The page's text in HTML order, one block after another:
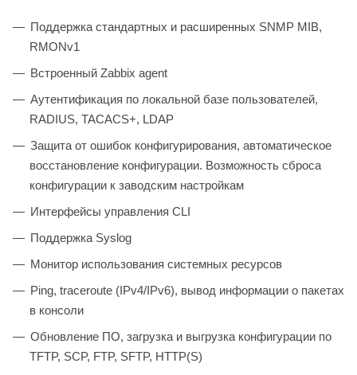
Поддержка стандартных и расширенных SNMP MIB,
RMONv1
Встроенный Zabbix agent
Аутентификация по локальной базе пользователей,
RADIUS, TACACS+, LDAP
Защита от ошибок конфигурирования, автоматическое
восстановление конфигурации. Возможность сброса
конфигурации к заводским настройкам
Интерфейсы управления CLI
Поддержка Syslog
Монитор использования системных ресурсов
Ping, traceroute (IPv4/IPv6), вывод информации о пакетах
в консоли
Обновление ПО, загрузка и выгрузка конфигурации по
TFTP, SCP, FTP, SFTP, HTTP(S)